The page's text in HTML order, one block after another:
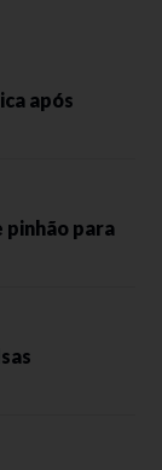
após
pinhão para